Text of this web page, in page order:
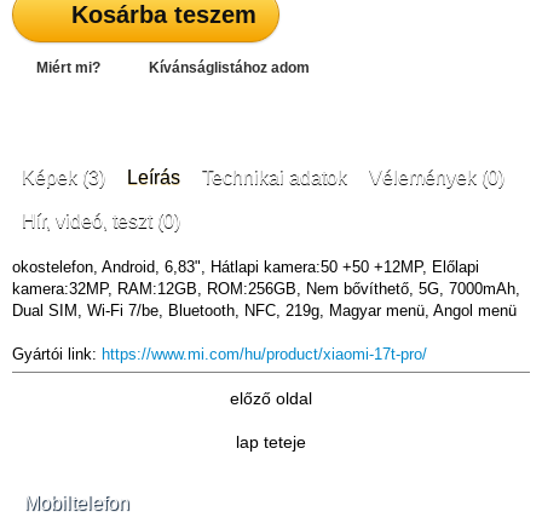
Mobiltelefon
Kosárba teszem
Miért mi? Kívánságlistához adom
Képek (3) Leírás Technikai adatok Vélemények (0)
Hír, videó, teszt (0)
okostelefon, Android, 6,83", Hátlapi kamera:50 +50 +12MP, Előlapi
kamera:32MP, RAM:12GB, ROM:256GB, Nem bővíthető, 5G, 7000mAh,
Dual SIM, Wi-Fi 7/be, Bluetooth, NFC, 219g, Magyar menü, Angol menü
Gyártói link: https://www.mi.com/hu/product/xiaomi-17t-pro/
előző oldal
lap teteje